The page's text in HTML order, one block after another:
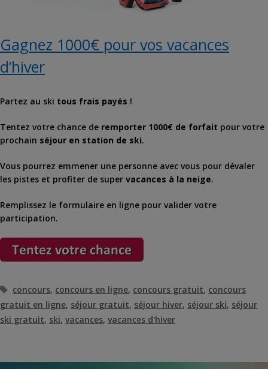
Gagnez 1000€ pour vos vacances
d’hiver
Partez au ski tous frais payés !
Tentez votre chance de remporter 1000€ de forfait pour votre
prochain séjour en station de ski.
Vous pourrez emmener une personne avec vous pour dévaler
les pistes et profiter de super vacances à la neige.
Remplissez le formulaire en ligne pour valider votre
participation.
Étiquettes
concours, concours en ligne, concours gratuit, concours
gratuit en ligne, séjour gratuit, séjour hiver, séjour ski, séjour
ski gratuit, ski, vacances, vacances d'hiver